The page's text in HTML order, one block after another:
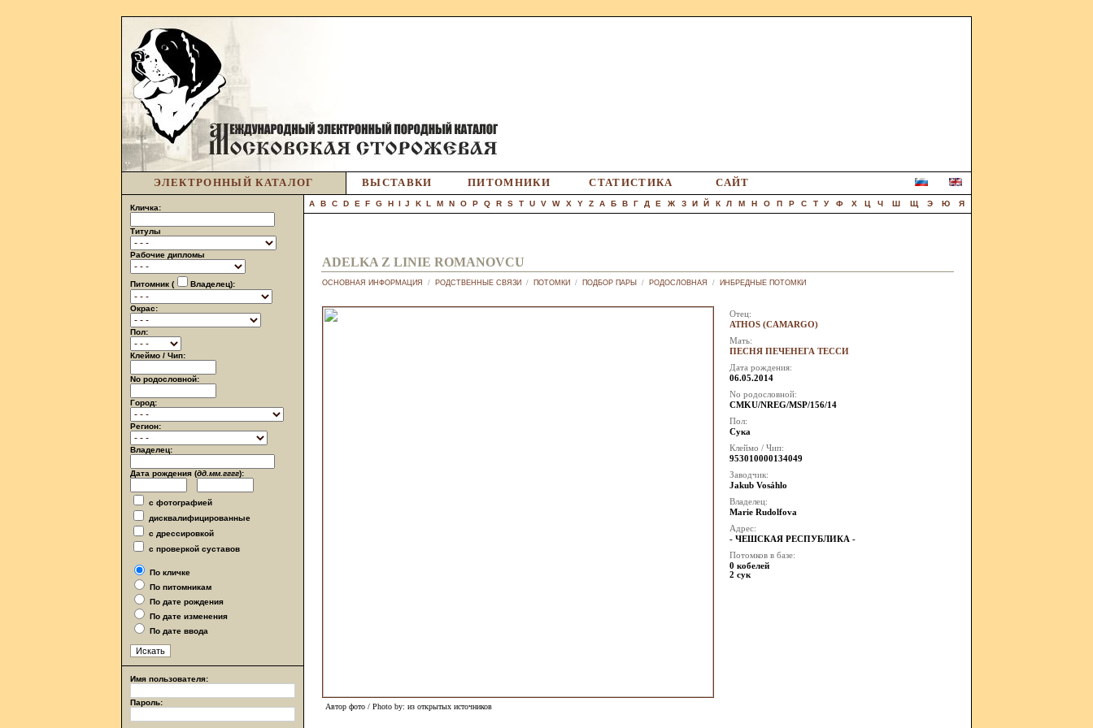
ЭЛЕКТРОННЫЙ КАТАЛОГ ВЫСТАВКИ ПИТОМНИКИ СТАТИСТИКА САЙТ
Кличка:
Титулы
Рабочие дипломы
Питомник ( Владелец):
Окрас:
Пол:
Клеймо / Чип:
No родословной:
Город:
Регион:
Владелец:
Дата рождения (дд.мм.гггг):
с фотографией
дисквалифицированные
с дрессировкой
с проверкой суставов
По кличке
По питомникам
По дате рождения
По дате изменения
По дате ввода
Имя пользователя:
Пароль:
A B C D E F G H I J K L M N O P Q R S T U V W X Y Z А Б В Г Д Е Ж З И Й К Л М Н О П Р С Т У Ф Х Ц Ч Ш Щ Э Ю Я
ADELKA Z LINIE ROMANOVCU
ОСНОВНАЯ ИНФОРМАЦИЯ / РОДСТВЕННЫЕ СВЯЗИ / ПОТОМКИ / ПОДБОР ПАРЫ / РОДОСЛОВНАЯ / ИНБРЕДНЫЕ ПОТОМКИ
Автор фото / Photo by: из открытых источников
Отец:
ATHOS (CAMARGO)
Мать:
ПЕСНЯ ПЕЧЕНЕГА ТЕССИ
Дата рождения:
06.05.2014
No родословной:
CMKU/NREG/MSP/156/14
Пол:
Сука
Клеймо / Чип:
953010000134049
Заводчик:
Jakub Vosáhlo
Владелец:
Marie Rudolfova
Адрес:
- ЧЕШСКАЯ РЕСПУБЛИКА -
Потомков в базе:
0 кобелей
2 сук